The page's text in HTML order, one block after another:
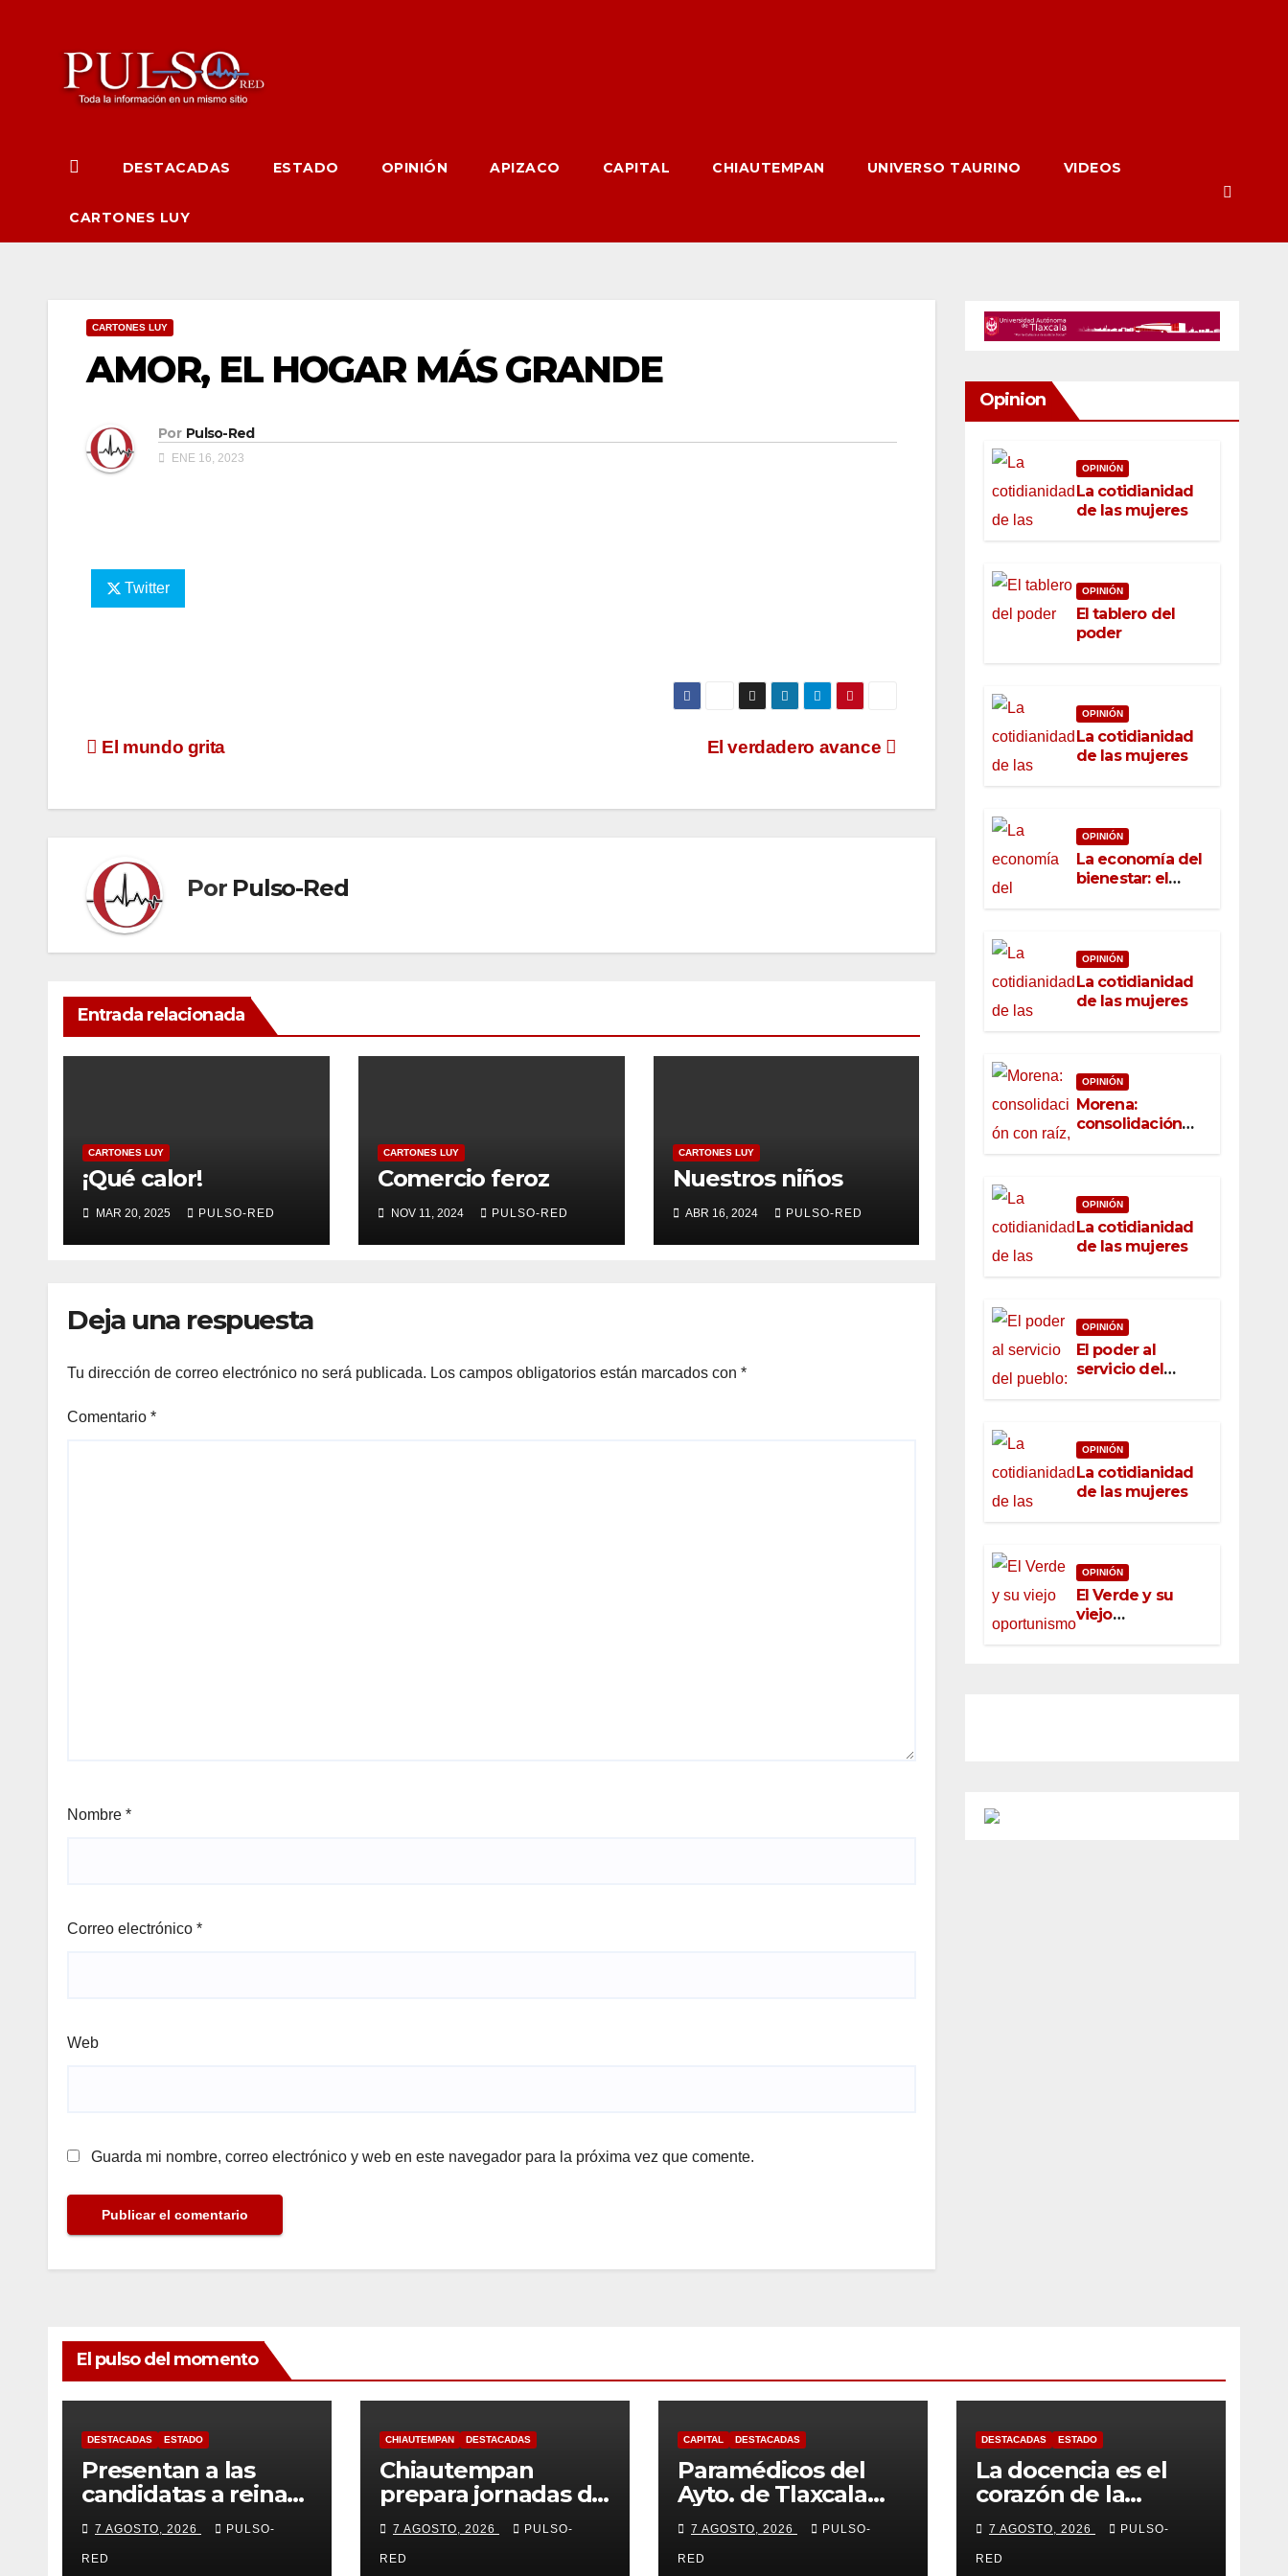
DESTACADAS ESTADO OPINIÓN APIZACO CAPITAL CHIAUTEMPAN UNIVERSO TAURINO VIDEOS
CARTONES LUY
CARTONES LUY
AMOR, EL HOGAR MÁS GRANDE
Por Pulso-Red
ENE 16, 2023
Twitter
Navegación
El verdadero avance
El mundo grita
Por Pulso-Red
Entrada relacionada
CARTONES LUY
¡Qué calor!
MAR 20, 2025 PULSO-RED
CARTONES LUY
Comercio feroz
NOV 11, 2024 PULSO-RED
CARTONES LUY
Nuestros niños
ABR 16, 2024 PULSO-RED
Deja una respuesta
Tu dirección de correo electrónico no será publicada. Los campos obligatorios están marcados con *
Comentario *
Nombre *
Correo electrónico *
Web
Guarda mi nombre, correo electrónico y web en este navegador para la próxima vez que comente.
Opinion
OPINIÓN
La cotidianidad
de las mujeres
OPINIÓN
El tablero del
poder
OPINIÓN
La cotidianidad
de las mujeres
OPINIÓN
La economía del
bienestar: el
OPINIÓN
La cotidianidad
de las mujeres
OPINIÓN
Morena:
consolidación
OPINIÓN
La cotidianidad
de las mujeres
OPINIÓN
El poder al
servicio del
OPINIÓN
La cotidianidad
de las mujeres
OPINIÓN
El Verde y su
viejo
El pulso del momento
DESTACADAS ESTADO
Presentan a las
candidatas a reinas
de “Tlaxcala, la Feria
de Ferias 2026: La
Flor Tlaxcalteca”
7 AGOSTO, 2026 PULSO-
RED
CHIAUTEMPAN DESTACADAS
Chiautempan
prepara jornadas de
esterilización para
perros y gatos
7 AGOSTO, 2026 PULSO-
RED
CAPITAL DESTACADAS
Paramédicos del
Ayto. de Tlaxcala
evitan que menor
sufra
complicaciones por
7 AGOSTO, 2026 PULSO-
RED
DESTACADAS ESTADO
La docencia es el
corazón de la
transformación
universitaria: Rector
de la UATx
7 AGOSTO, 2026 PULSO-
RED